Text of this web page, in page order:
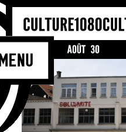
Bienvenue sur le site culturel de la
Molenbeek-Saint-Jean ! Il cherche
les activités et les acteurs
commune, tel un portail de
ceux qui cherchent une
qu’ils soient habitants, association